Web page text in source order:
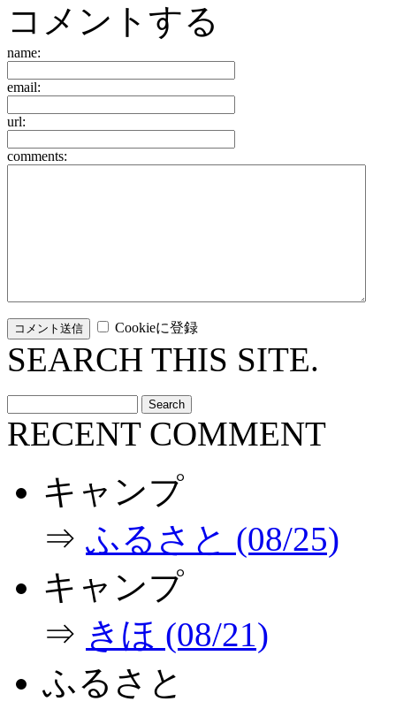
コメントする
name:
email:
url:
comments:
Cookieに登録
SEARCH THIS SITE.
RECENT COMMENT
キャンプ
⇒ ふるさと (08/25)
キャンプ
⇒ きほ (08/21)
ふるさと